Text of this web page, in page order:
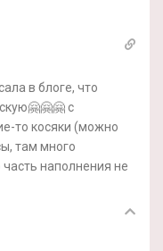
в блоге, что
с
то косяки (можно
там много
наполнения не